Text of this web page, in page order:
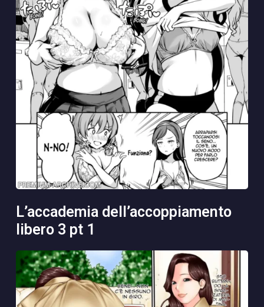
l’accademia dell’accoppiamento
libero 3 pt 1